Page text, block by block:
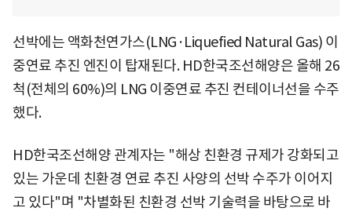
선박에는 액화천연가스(LNG·Liquefied Natural Gas) 이
중연료 추진 엔진이 탑재된다. HD한국조선해양은 올해 26
척(전체의 60%)의 LNG 이중연료 추진 컨테이너선을 수주
했다.
HD한국조선해양 관계자는 "해상 친환경 규제가 강화되고
있는 가운데 친환경 연료 추진 사양의 선박 수주가 이어지
고 있다"며 "차별화된 친환경 선박 기술력을 바탕으로 바